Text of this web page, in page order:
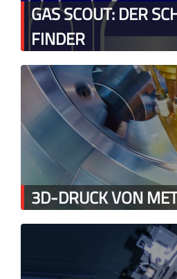
GAS SCOUT: DER
FINDER
3D-DRUCK VON